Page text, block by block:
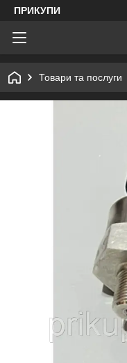
ПРИКУПИ
Товари та послуги